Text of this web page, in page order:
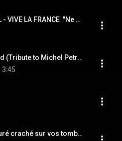
Live : DAS KAPITAL - VIVE LA FRANCE  "Ne me quittes pas"
September Second (Tribute to Michel Petrucciani)
3:45
David Assaraf - Juré craché sur vos tombes (Clip Officiel)